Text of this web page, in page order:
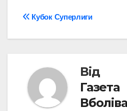
Навігація
записів
Кубок Суперлиги
Від
Газета